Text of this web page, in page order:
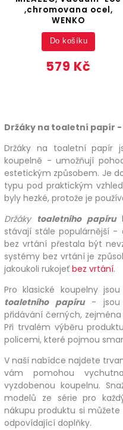
,chromovana ocel,
WENKO
579 Kč
Do košíku
Držáky na toaletní papír
Držáky na toaletní papír
koupelně - umožňují
estetickým způsobem. Je
typu pod praktickým
byly hezké, protože je
Držáky toaletního papíru
stávají stále populárnější
bez vrtání přestala být
systémy bez vrtání je
jakoukoli rukojeť bez vrtání.
Pro klasické koupelny
toaletního papíru- jsou
přidávání černých,
Při trvalém výběru
policemi, které pojmou
V naší nabídce najdete
vám pomohou
vyzdobenou koupelnu.
modelů ze série pro
nákupu produktu si
odpovídající doplňky.